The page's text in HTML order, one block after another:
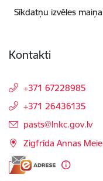
Sīkdatņu izvēles maiņa
Kontakti
+371 67228985
+371 26436135
E-pasts:
pasts@lnkc.gov.lv
Zigfrīda Annas